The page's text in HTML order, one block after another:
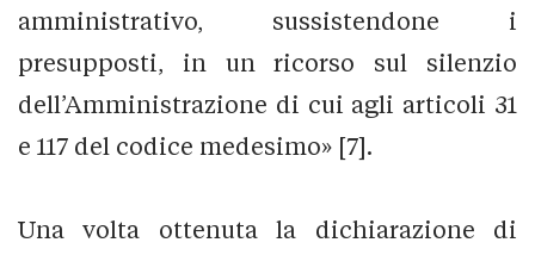
amministrativo, sussistendone i
presupposti, in un ricorso sul silenzio
dell’Amministrazione di cui agli articoli 31
e 117 del codice medesimo» [7].
Una volta ottenuta la dichiarazione di